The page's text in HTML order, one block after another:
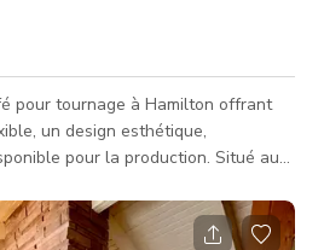
pour tournage à Hamilton offrant
un design esthétique,
pour la production. Situé au
La taille est d'environ 15000 sqft
personnes. Veuillez nous